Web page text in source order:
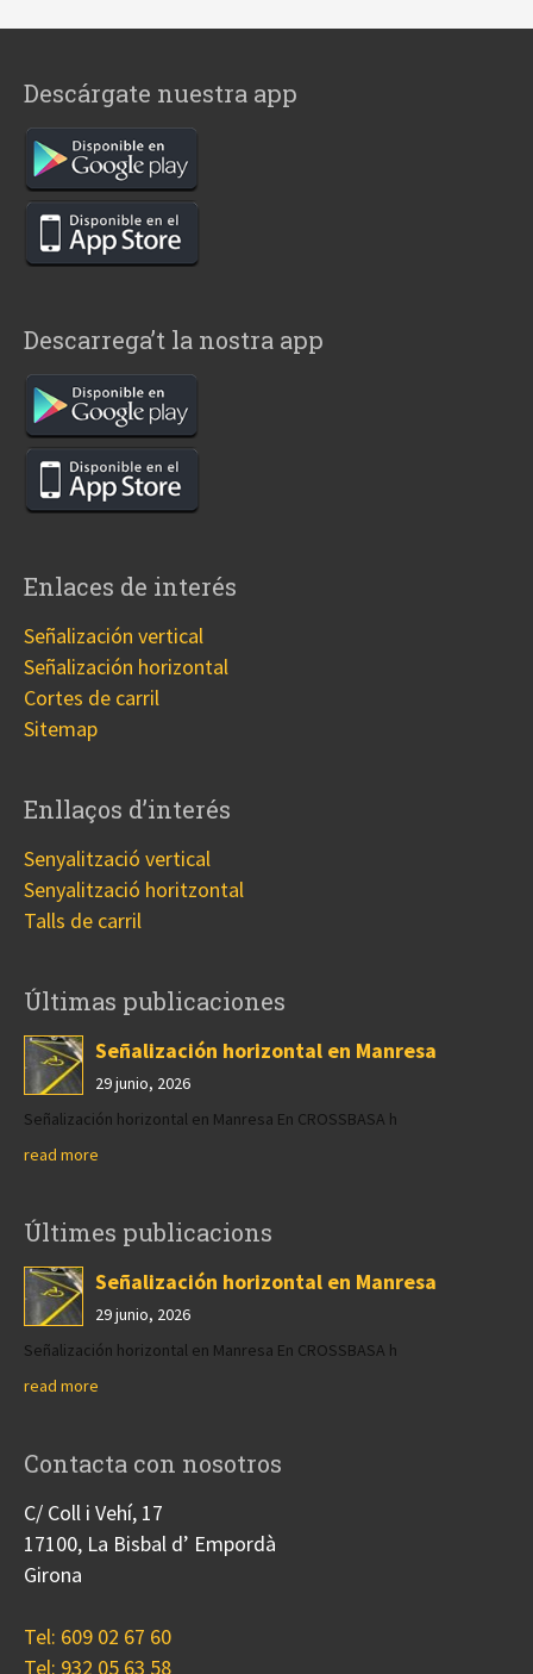
Descárgate nuestra app
Descarrega’t la nostra app
Enlaces de interés
Señalización vertical
Señalización horizontal
Cortes de carril
Sitemap
Enllaços d’interés
Senyalització vertical
Senyalització horitzontal
Talls de carril
Últimas publicaciones
Señalización horizontal en Manresa
29 junio, 2026
Señalización horizontal en Manresa En CROSSBASA h
read more
Últimes publicacions
Señalización horizontal en Manresa
29 junio, 2026
Señalización horizontal en Manresa En CROSSBASA h
read more
Contacta con nosotros
C/ Coll i Vehí, 17
17100, La Bisbal d’ Empordà
Girona
Tel: 609 02 67 60
Tel: 932 05 63 58